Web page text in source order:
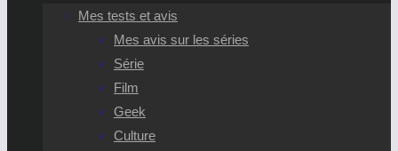
Mes tests et avis
Mes avis sur les séries
Série
Film
Geek
Culture